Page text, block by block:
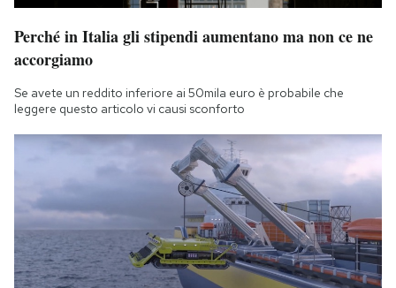
Perché in Italia gli stipendi aumentano ma non ce ne
accorgiamo
Se avete un reddito inferiore ai 50mila euro è probabile che
leggere questo articolo vi causi sconforto